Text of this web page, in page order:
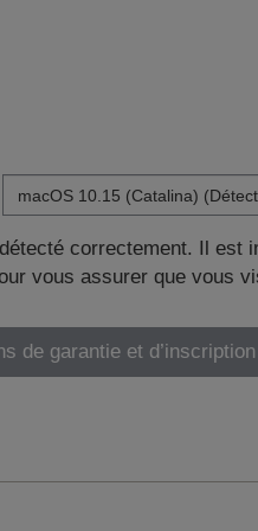
correctement. Il est
vous assurer que vous
de garantie et d’inscription